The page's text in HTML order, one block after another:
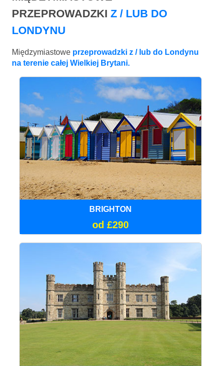
PRZEPROWADZKI Z / LUB DO
LONDYNU
Międzymiastowe przeprowadzki z / lub do Londynu
na terenie całej Wielkiej Brytani.
BRIGHTON
od £290